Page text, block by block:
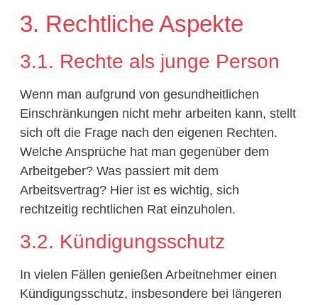
3. Rechtliche Aspekte
3.1. Rechte als junge Person
Wenn man aufgrund von gesundheitlichen
Einschränkungen nicht mehr arbeiten kann, stellt
sich oft die Frage nach den eigenen Rechten.
Welche Ansprüche hat man gegenüber dem
Arbeitgeber? Was passiert mit dem
Arbeitsvertrag? Hier ist es wichtig, sich
rechtzeitig rechtlichen Rat einzuholen.
3.2. Kündigungsschutz
In vielen Fällen genießen Arbeitnehmer einen
Kündigungsschutz, insbesondere bei längeren